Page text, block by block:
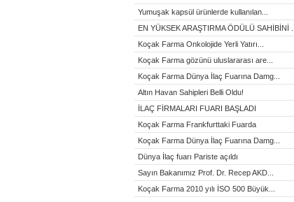
Yumuşak kapsül ürünlerde kullanılan...
EN YÜKSEK ARAŞTIRMA ÖDÜLÜ SAHİBİNİ ...
Koçak Farma Onkolojide Yerli Yatırı...
Koçak Farma gözünü uluslararası are...
Koçak Farma Dünya İlaç Fuarına Damg...
Altın Havan Sahipleri Belli Oldu!
İLAÇ FİRMALARI FUARI BAŞLADI
Koçak Farma Frankfurttaki Fuarda
Koçak Farma Dünya İlaç Fuarına Damg...
Dünya İlaç fuarı Pariste açıldı
Sayın Bakanımız Prof. Dr. Recep AKD...
Koçak Farma 2010 yılı İSO 500 Büyük...